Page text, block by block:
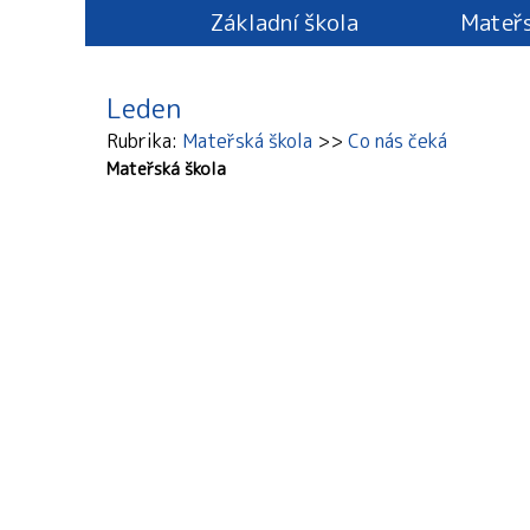
Základní škola
Leden
Rubrika Mateřská škola Co nás čeká
Mateřská škola